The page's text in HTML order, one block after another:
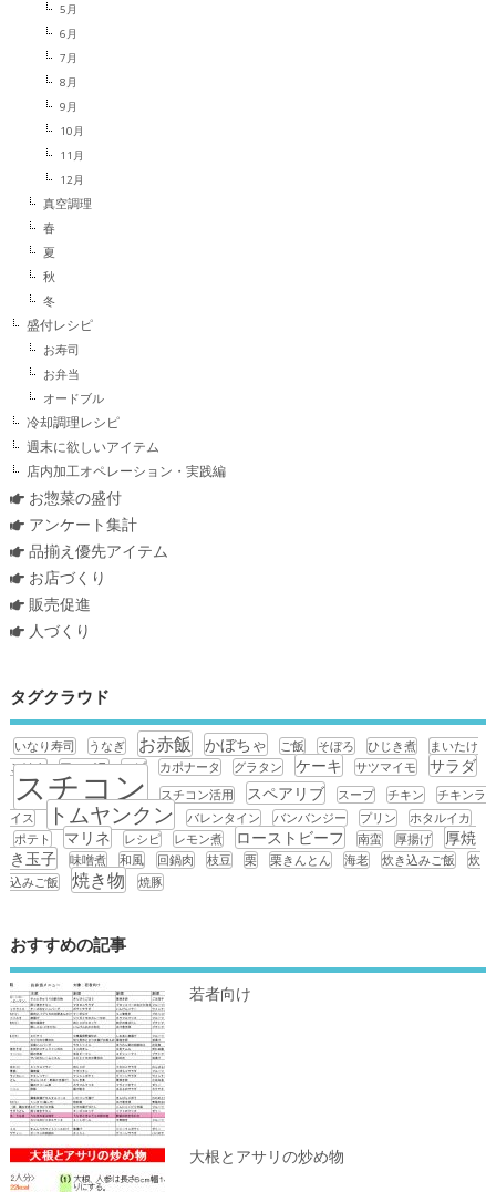
5月
6月
7月
8月
9月
10月
11月
12月
真空調理
春
夏
秋
冬
盛付レシピ
お寿司
お弁当
オードブル
冷却調理レシピ
週末に欲しいアイテム
店内加工オペレーション・実践編
お惣菜の盛付
アンケート集計
品揃え優先アイテム
お店づくり
販売促進
人づくり
タグクラウド
いなり寿司 うなぎ お赤飯 かぼちゃ ご飯 そぼろ ひじき煮
まいたけ
ごはん
アスパラ エビ カポナータ グラタン ケーキ サツマイモ サラダ
スチコン スチコン活用 スペアリブ スープ チキン
チキンラ
イス
トムヤンクン バレンタイン バンバンジー プリン
ホタルイカ
ポテト
マリネ レシピ レモン煮 ローストビーフ 南蛮 厚揚げ
厚焼
き玉子
味噌煮 和風 回鍋肉 枝豆 栗 栗きんとん 海老 炊き込みご飯
炊
込みご飯
焼き物 焼豚
おすすめの記事
若者向け
大根とアサリの炒め物